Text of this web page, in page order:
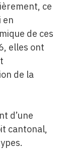
ce
en
de ces
elles ont
de la
d’une
cantonal,